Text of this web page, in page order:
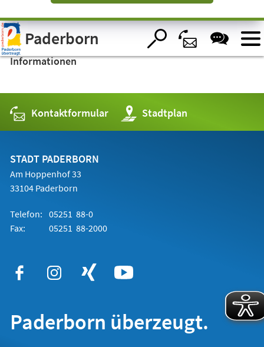
Visuelle
Assistenzsoftware
öffnen.Paderborn
Informationen
Kontaktformular Stadtplan
(Öffnet
in
einem
STADT PADERBORN
Am Hoppenhof 33
33104 Paderborn
Telefon: 05251 88-0
Fax:
05251 88-2000
Paderborn überzeugt.